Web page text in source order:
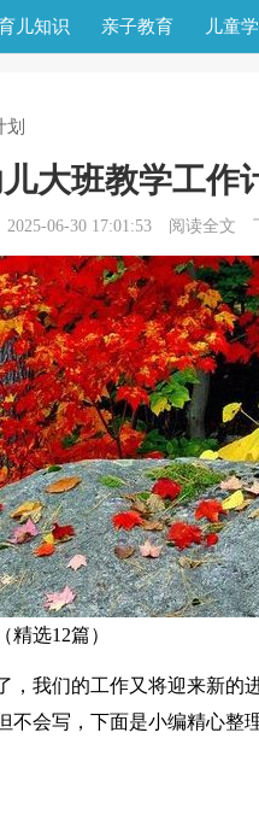
儿知识 亲子教育 儿童
划
大班教学工作
2025-06-30 17:01:53 阅读全文
选12篇）
，我们的工作又将迎来新的
不会写，下面是小编精心整